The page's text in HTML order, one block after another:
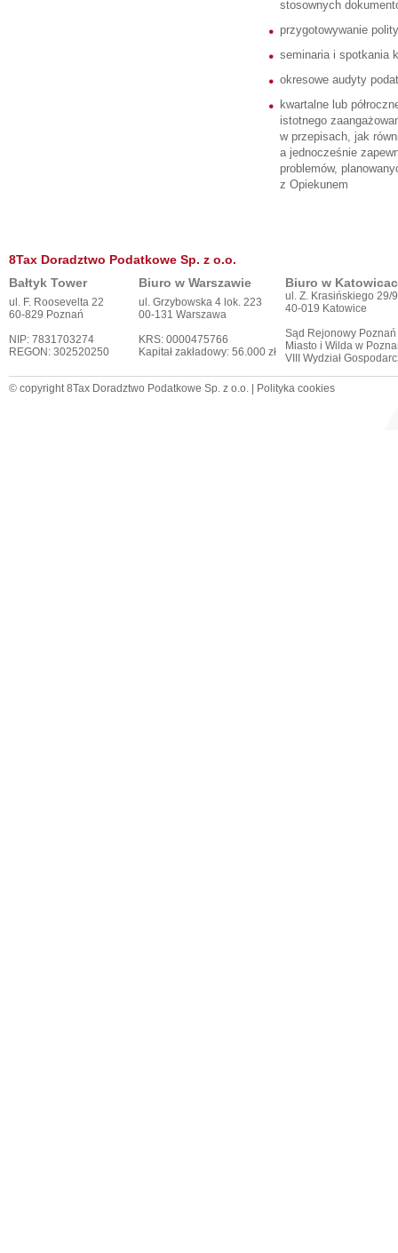
stosownych
przygotowywanie
seminaria i spotkania
okresowe audyty
kwartalne lub
istotnego
w przepisach, jak
a jednocześnie
problemów,
z Opiekunem
8Tax Doradztwo Podatkowe Sp. z o.o.
Bałtyk Tower
Biuro w Warszawie Biuro w
ul. F. Roosevelta 22
60-829 Poznań
NIP: 7831703274
REGON: 302520250
ul. Grzybowska 4 lok. 223
00-131 Warszawa
KRS: 0000475766
Kapitał zakładowy: 56.000 zł
ul. Z. Krasińskiego 29/9
40-019 Katowice
Sąd Rejonowy
Miasto i Wilda w
VIII Wydział
© copyright 8Tax Doradztwo Podatkowe Sp. z o.o. | Polityka cookies